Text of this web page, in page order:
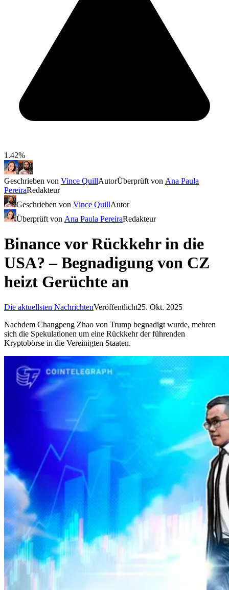
1.42%
Geschrieben von Vince QuillAutorÜberprüft von Ana Paula
PereiraRedakteur
Geschrieben von Vince QuillAutor
Überprüft von Ana Paula PereiraRedakteur
Binance vor Rückkehr in die
USA? – Begnadigung von CZ
heizt Gerüchte an
Die aktuellsten NachrichtenVeröffentlicht25. Okt. 2025
Nachdem Changpeng Zhao von Trump begnadigt wurde, mehren
sich die Spekulationen um eine Rückkehr der führenden
Kryptobörse in die Vereinigten Staaten.